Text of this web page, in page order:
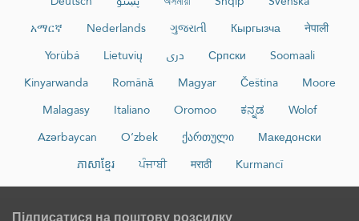
አማርኛ
Nederlands ગુજરાતી Кыргызча
नेपाली
Yorùbá
Lietuvių دری Српски
Soomaali
Kinyarwanda
Română Magyar Čeština
Moore
Malagasy
Italiano Oromoo ಕನ್ನಡ
Wolof
Azərbaycan
O‘zbek ქართული
Македонски
ភាសាខ្មែរ
ਪੰਜਾਬੀ मराठी Kurmancî
Підписатися на поштову розсилку